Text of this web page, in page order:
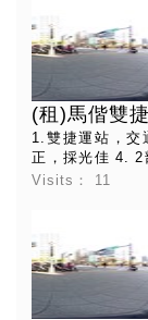
(租)馬偕雙
1.雙捷運站，
正，採光佳 4. 2
$210,000/月 管
Visits： 11